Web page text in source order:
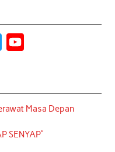
t
t
e
T
u
b
Masa Depan
SENYAP”